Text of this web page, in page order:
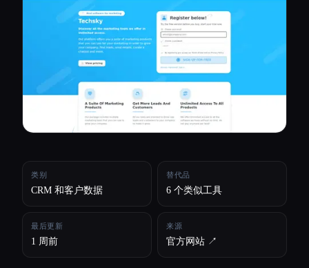
类别
CRM 和客户数据
替代品
6 个类似工具
最后更新
1 周前
来源
官方网站 ↗︎